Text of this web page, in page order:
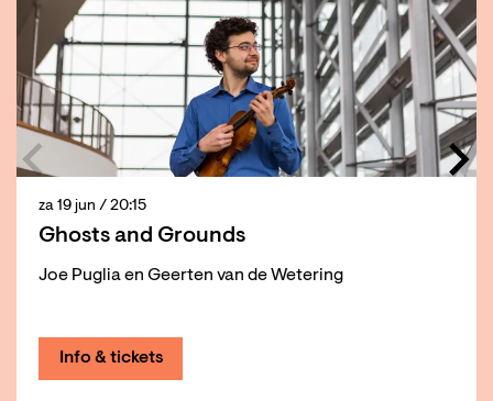
Ghosts and Grounds
Joe Puglia en Geerten van de Wetering
za 19 jun / 20:15
Info & tickets